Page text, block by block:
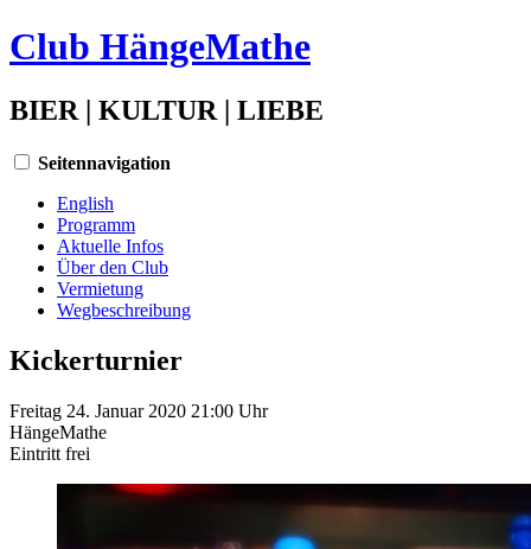
Club HängeMathe
BIER | KULTUR | LIEBE
Seitennavigation
English
Programm
Aktuelle Infos
Über den Club
Vermietung
Wegbeschreibung
Kickerturnier
Freitag 24. Januar 2020 21:00 Uhr
HängeMathe
Eintritt frei